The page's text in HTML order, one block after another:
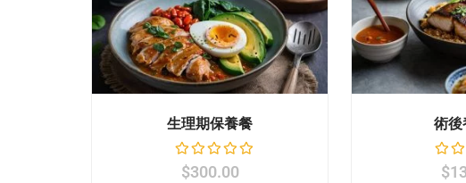
生理期保養餐
$300.00
術
$